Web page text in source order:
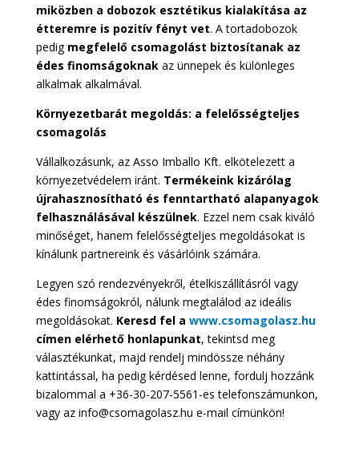
miközben a dobozok esztétikus kialakítása az
étteremre is pozitív fényt vet. A tortadobozok
pedig megfelelő csomagolást biztosítanak az
édes finomságoknak az ünnepek és különleges
alkalmak alkalmával.
Környezetbarát megoldás: a felelősségteljes
csomagolás
Vállalkozásunk, az Asso Imballo Kft. elkötelezett a
környezetvédelem iránt. Termékeink kizárólag
újrahasznosítható és fenntartható alapanyagok
felhasználásával készülnek. Ezzel nem csak kiváló
minőséget, hanem felelősségteljes megoldásokat is
kínálunk partnereink és vásárlóink számára.
Legyen szó rendezvényekről, ételkiszállításról vagy
édes finomságokról, nálunk megtalálod az ideális
megoldásokat. Keresd fel a www.csomagolasz.hu
címen elérhető honlapunkat, tekintsd meg
választékunkat, majd rendelj mindössze néhány
kattintással, ha pedig kérdésed lenne, fordulj hozzánk
bizalommal a +36-30-207-5561-es telefonszámunkon,
vagy az info@csomagolasz.hu e-mail címünkön!